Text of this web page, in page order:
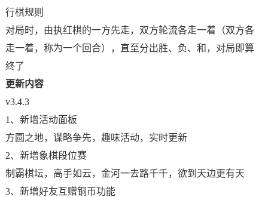
行棋规则
对局时，由执红棋的一方先走，双方轮流各走一着（双方各
走一着，称为一个回合），直至分出胜、负、和，对局即算
终了
更新内容
v3.4.3
1、新增活动面板
方圆之地，谋略争先，趣味活动，实时更新
2、新增象棋段位赛
制霸棋坛，高手如云，金河一去路千千，欲到天边更有天
3、新增好友互赠铜币功能